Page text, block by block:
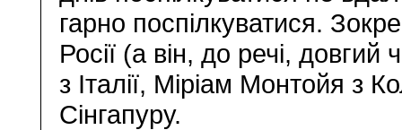
гарно поспілкуватися.
Росії (а він, до речі,
з Італії, Міріам Монтойя з
Сінгапуру.